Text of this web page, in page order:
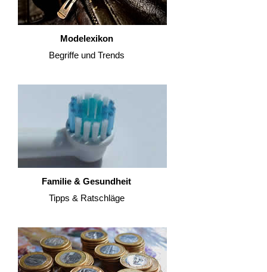
Modelexikon
Begriffe und Trends
Familie & Gesundheit
Tipps & Ratschläge